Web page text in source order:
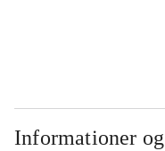
Informationer og